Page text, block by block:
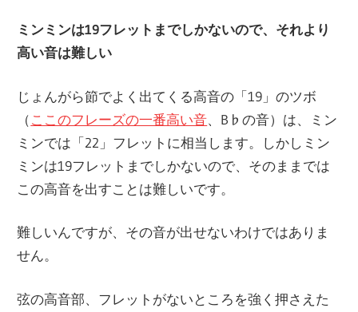
ミンミンは19フレットまでしかないので、それより
高い音は難しい
じょんがら節でよく出てくる高音の「19」のツボ
（ここのフレーズの一番高い音、B♭の音）は、ミン
ミンでは「22」フレットに相当します。しかしミン
ミンは19フレットまでしかないので、そのままでは
この高音を出すことは難しいです。
難しいんですが、その音が出せないわけではありま
せん。
弦の高音部、フレットがないところを強く押さえた